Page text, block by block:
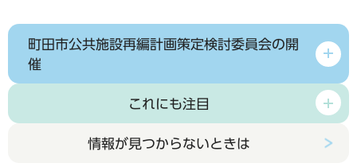
町田市公共施設再編計画策定検討委員会の開
催
これにも注目
情報が見つからないときは